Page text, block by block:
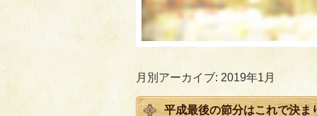
月別アーカイブ: 2019年1月
平成最後の節分はこれで決ま